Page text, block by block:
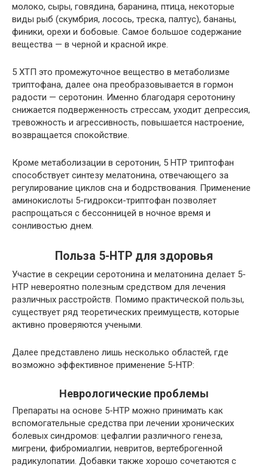
молоко, сыры, говядина, баранина, птица, некоторые
виды рыб (скумбрия, лосось, треска, палтус), бананы,
финики, орехи и бобовые. Самое большое содержание
вещества — в черной и красной икре.
5 ХТП это промежуточное вещество в метаболизме
триптофана, далее она преобразовывается в гормон
радости — серотонин. Именно благодаря серотонину
снижается подверженность стрессам, уходит депрессия,
тревожность и агрессивность, повышается настроение,
возвращается спокойствие.
Кроме метаболизации в серотонин, 5 HTP триптофан
способствует синтезу мелатонина, отвечающего за
регулирование циклов сна и бодрствования. Применение
аминокислоты 5-гидрокси-триптофан позволяет
распрощаться с бессонницей в ночное время и
сонливостью днем.
Польза 5-HTP для здоровья
Участие в секреции серотонина и мелатонина делает 5-
HTP невероятно полезным средством для лечения
различных расстройств. Помимо практической пользы,
существует ряд теоретических преимуществ, которые
активно проверяются учеными.
Далее представлено лишь несколько областей, где
возможно эффективное применение 5-HTP:
Неврологические проблемы
Препараты на основе 5-HTP можно принимать как
вспомогательные средства при лечении хронических
болевых синдромов: цефалгии различного генеза,
мигрени, фибромиалгии, невритов, вертеброгенной
радикулопатии. Добавки также хорошо сочетаются с